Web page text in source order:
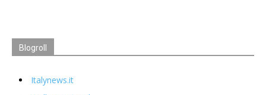
Blogroll
Italynews.it